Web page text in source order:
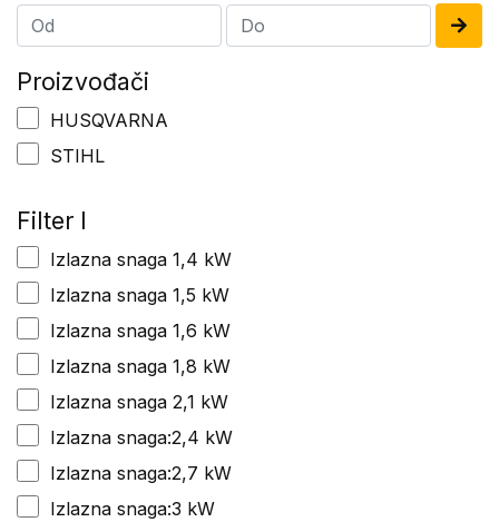
Proizvođači
HUSQVARNA
STIHL
Filter I
Izlazna snaga 1,4 kW
Izlazna snaga 1,5 kW
Izlazna snaga 1,6 kW
Izlazna snaga 1,8 kW
Izlazna snaga 2,1 kW
Izlazna snaga:2,4 kW
Izlazna snaga:2,7 kW
Izlazna snaga:3 kW